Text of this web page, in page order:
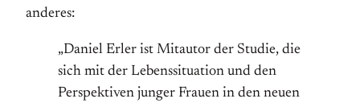
anderes:
„Daniel Erler ist Mitautor der Studie, die
sich mit der Lebenssituation und den
Perspektiven junger Frauen in den neuen